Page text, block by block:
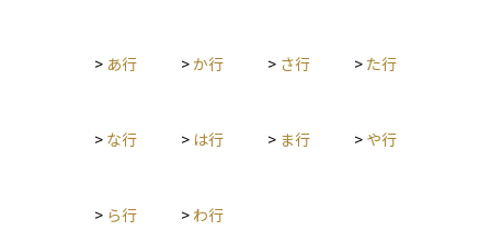
> あ行 >か行 > さ行 > た行
> な行 > は行 > ま行 > や行
> ら行 > わ行